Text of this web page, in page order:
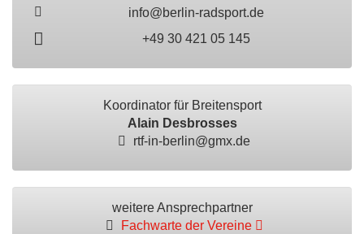
info@berlin-radsport.de
+49 30 421 05 145
Koordinator für Breitensport
Alain Desbrosses
rtf-in-berlin@gmx.de
weitere Ansprechpartner
Fachwarte der Vereine